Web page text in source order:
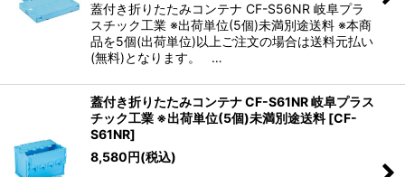
蓋付き折りたたみコンテナ CF-S56NR 岐阜プラ
スチック工業 ※出荷単位(5個)未満別途送料 ※本商
品を5個(出荷単位)以上ご注文の場合は送料元払い
(無料)となります。 …
蓋付き折りたたみコンテナ CF-S61NR 岐阜プラス
チック工業 ※出荷単位(5個)未満別途送料 [CF-
S61NR]
8,580円(税込)